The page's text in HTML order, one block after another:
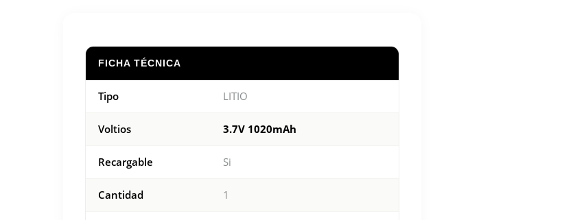
FICHA TÉCNICA
Tipo LITIO
Voltios 3.7V 1020mAh
Recargable Si
Cantidad 1